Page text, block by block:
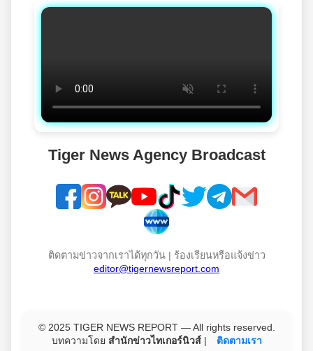
Tiger News Agency Broadcast
ติดตามข่าวจากเราได้ทุกวัน | ร้องเรียนหรือแจ้งข่าว
editor@tigernewsreport.com
© 2025 TIGER NEWS REPORT — All rights reserved.
บทความโดย สำนักข่าวไทเกอร์นิวส์| ติดตามเรา